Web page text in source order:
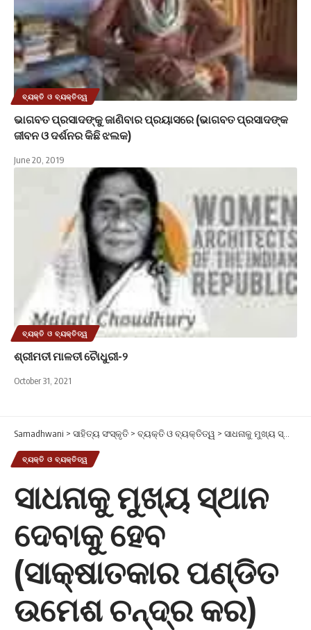
ବ୍ୟକ୍ତି ଓ ବ୍ୟକ୍ତିତ୍ୱ
ଭାଗବତ ପ୍ରସାଦଙ୍କୁ ଜାଣିବାର ପ୍ରୟାସରେ (ଭାଗବତ ପ୍ରସାଦଙ୍କ
ଜୀବନ ଓ ଦର୍ଶନର କିଛି ଝଲକ)
June 20, 2019
ବ୍ୟକ୍ତି ଓ ବ୍ୟକ୍ତିତ୍ୱ
ଶ୍ରୀମତୀ ମାଳତୀ ଚୈାଧୁରୀ-୨
October 31, 2021
Samadhwani > ସାହିତ୍ୟ ସଂସ୍କୃତି > ବ୍ୟକ୍ତି ଓ ବ୍ୟକ୍ତିତ୍ୱ > ସାଧନାକୁ ମୁଖ୍ୟ ସ୍ଥାନ ଦେବାକୁ ହେବ (ସାକ୍ଷାତକାର ପଣ୍ଡିତ ଉମେଶ ଚନ୍ଦ୍ର କର)
ବ୍ୟକ୍ତି ଓ ବ୍ୟକ୍ତିତ୍ୱ
ସାଧନାକୁ ମୁଖ୍ୟ ସ୍ଥାନ
ଦେବାକୁ ହେବ
(ସାକ୍ଷାତକାର ପଣ୍ଡିତ
ଉମେଶ ଚନ୍ଦ୍ର କର)